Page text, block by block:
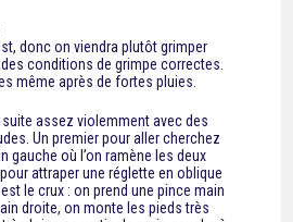
donc on viendra plutôt grimper
conditions de grimpe correctes.
même après de fortes pluies.
assez violemment avec des
Un premier pour aller cherchez
gauche où l’on ramène les deux
attraper une réglette en oblique
le crux : on prend une pince main
droite, on monte les pieds très